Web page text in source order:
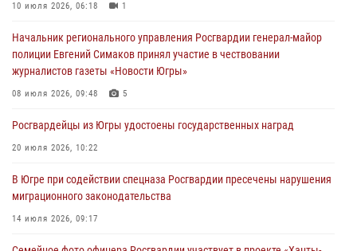
более 100 противоправных деяний за прошедшую неделю
Генерал-полковник Юрий Аверин выступил на Всероссийском
04 августа 2026, 11:11
10 июля 2026, 06:18 1
Начальник регионального управления Росгвардии генерал-майор
полиции Евгений Симаков принял участие в чествовании
журналистов газеты «Новости Югры»
08 июля 2026, 09:48 5
Росгвардейцы из Югры удостоены государственных наград
20 июля 2026, 10:22
В Югре при содействии спецназа Росгвардии пресечены нарушения
миграционного законодательства
14 июля 2026, 09:17